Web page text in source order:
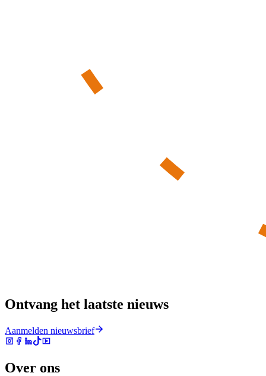
Ontvang het laatste nieuws
Aanmelden nieuwsbrief
Over ons